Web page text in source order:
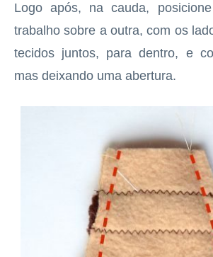
Logo após, na cauda,
trabalho sobre a outra, com os
tecidos juntos, para dentro, e
mas deixando uma abertura.